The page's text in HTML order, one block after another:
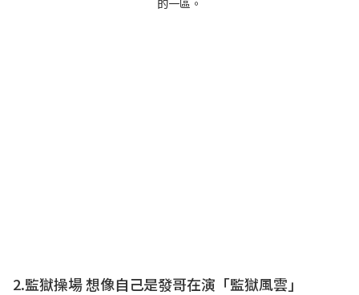
2.監獄操場 想像自己是發哥在演「監獄風雲」